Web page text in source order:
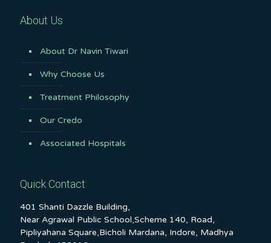
About Us
About Dr Navin Tiwari
Why Choose Us
Treatment Philosophy
Our Credo
Associated Hospitals
Quick Contact
401 Shanti Dazzle Building,
Near Agrawal Public School,Scheme 140, Road,
Pipliyahana Square,Bicholi Mardana, Indore, Madhya